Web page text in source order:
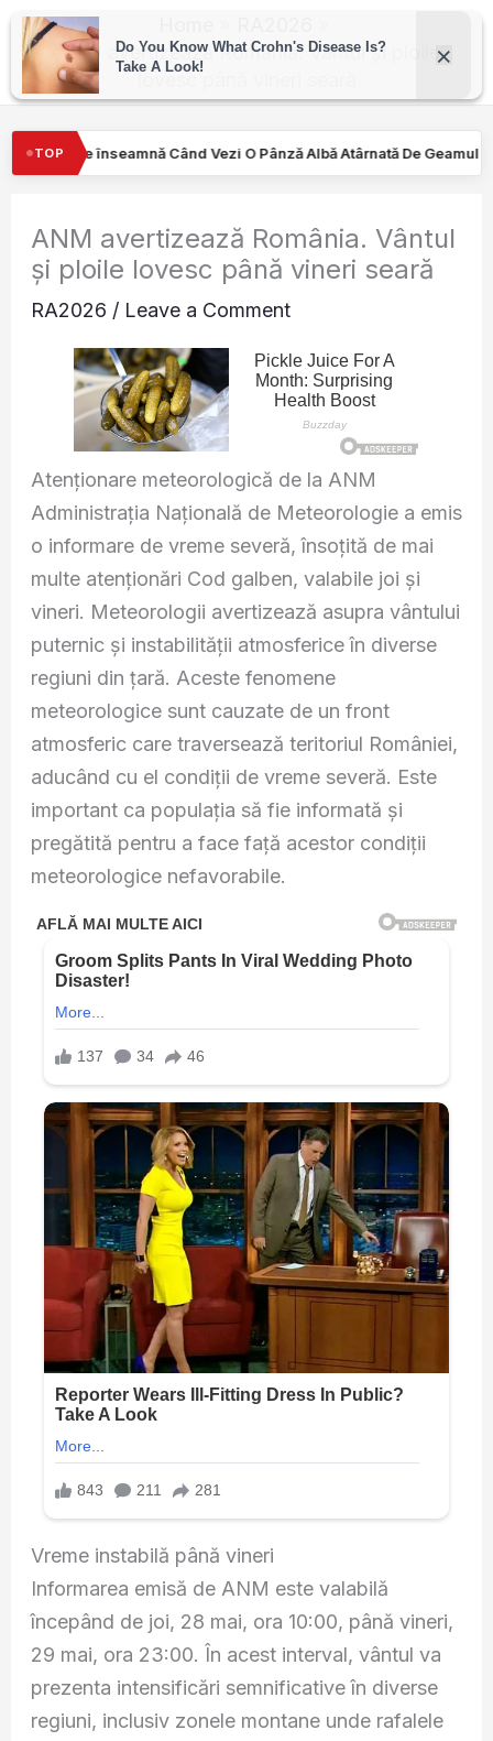
Skip
content
ANM avertizează România. Vântul și ploile
TOP
O Pânză Albă Atârnată De Geamul Unei Mașini. Semnalul…
ANM avertizează România. Vântul
și ploile lovesc până vineri seară
RA2026 / Leave a Comment
Atenționare meteorologică de la ANM
Administrația Națională de Meteorologie a emis
o informare de vreme severă, însoțită de mai
multe atenționări Cod galben, valabile joi și
vineri. Meteorologii avertizează asupra vântului
puternic și instabilității atmosferice în diverse
regiuni din țară. Aceste fenomene
meteorologice sunt cauzate de un front
atmosferic care traversează teritoriul României,
aducând cu el condiții de vreme severă. Este
important ca populația să fie informată și
pregătită pentru a face față acestor condiții
meteorologice nefavorabile.
Vreme instabilă până vineri
Informarea emisă de ANM este valabilă
începând de joi, 28 mai, ora 10:00, până vineri,
29 mai, ora 23:00. În acest interval, vântul va
prezenta intensificări semnificative în diverse
regiuni, inclusiv zonele montane unde rafalele